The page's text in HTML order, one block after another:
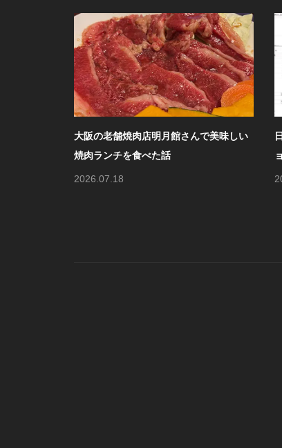
日本で独自に進化した韓国調味料ヤンニ
ョンジャン
2026.07.11